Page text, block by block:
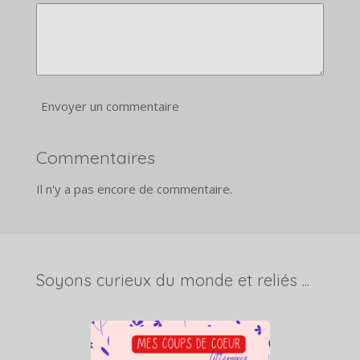
Envoyer un commentaire
Commentaires
Il n'y a pas encore de commentaire.
Soyons curieux du monde et reliés ...